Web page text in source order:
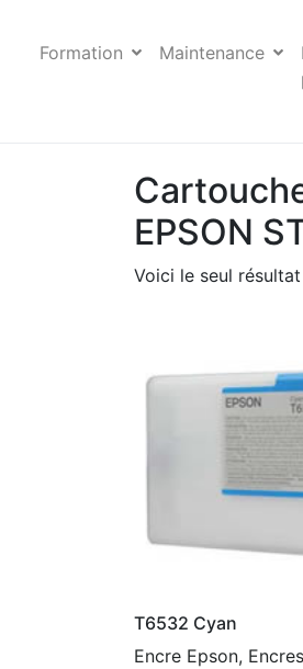
Formation Maintenance
EPSON
Voici le seul résultat
T6532 Cyan
Encre Epson,